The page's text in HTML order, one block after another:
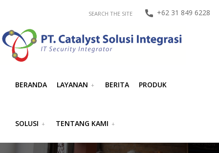
+62 31 849 6228
SEARCH THE SITE
BERANDA LAYANAN BERITA PRODUK
SOLUSI TENTANG KAMI